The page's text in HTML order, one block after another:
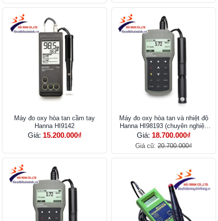
Máy đo oxy hòa tan cầm tay
Hanna HI9142
Giá: 15.200.000₫
Máy đo oxy hòa tan và nhiệt độ
Hanna HI98193 (chuyên nghiệp
cáp 4m)
Giá: 18.700.000₫
Giá cũ:20.700.000₫